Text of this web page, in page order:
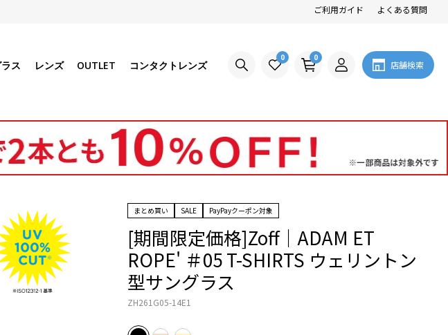
ご利用ガイド よくある質問
ス レンズ OUTLET コンタクトレンズ
0 0
店舗検索
まとめ買い SALE PayPayクーポン対象
[期間限定価格]Zoff｜ADAM ET
ROPE' ＃05 T-SHIRTS ウェリントン
型サングラス
ZH261G05-14E1